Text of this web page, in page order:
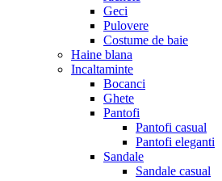
Geci
Pulovere
Costume de baie
Haine blana
Incaltaminte
Bocanci
Ghete
Pantofi
Pantofi casual
Pantofi eleganti
Sandale
Sandale casual